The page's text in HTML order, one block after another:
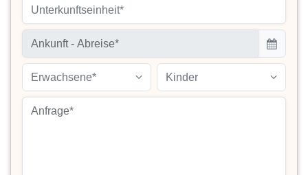
Unterkunftseinheit*
Erwachsene* Kinder